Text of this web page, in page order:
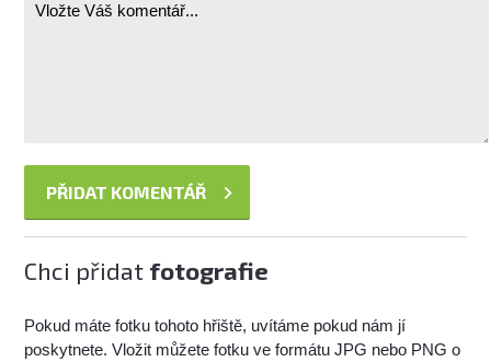
Chci přidat fotografie
Pokud máte fotku tohoto hřiště, uvítáme pokud nám jí
poskytnete. Vložit můžete fotku ve formátu JPG nebo PNG o